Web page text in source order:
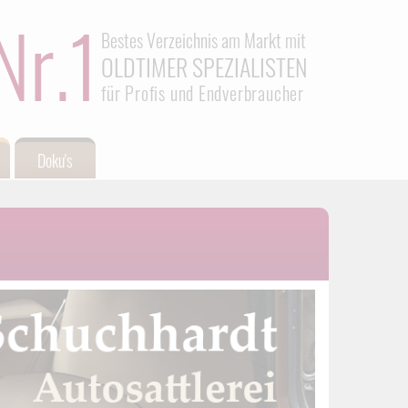
Bestes Verzeichnis am Markt mit
OLDTIMER SPEZIALISTEN
für Profis und Endverbraucher
Doku's